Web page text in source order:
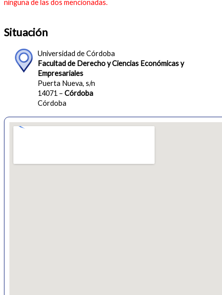
ninguna de las dos mencionadas.
Situación
Universidad de Córdoba
Facultad de Derecho y Ciencias Económicas y
Empresariales
Puerta Nueva, s/n
14071 – Córdoba
Córdoba